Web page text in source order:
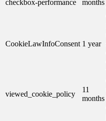
checkbox-performance
months
CookieLawInfoConsent 1 year
viewed_cookie_policy
11
months